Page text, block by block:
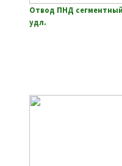
Отвод ПНД сегментный
удл.